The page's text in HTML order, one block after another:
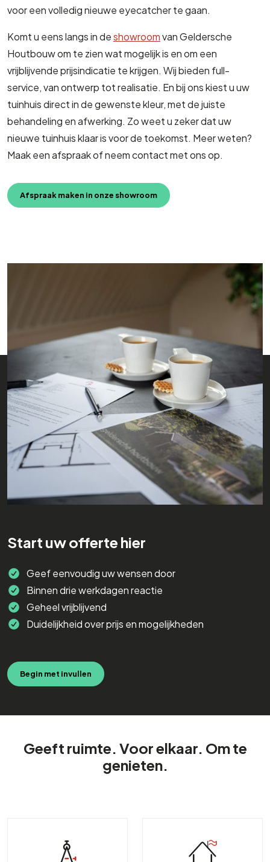
voor een volledig nieuwe eyecatcher te gaan.
Komt u eens langs in deshowroomvan Geldersche
Houtbouw om te zien wat mogelijk is en om een
vrijblijvende prijsindicatie te krijgen. Wij bieden full-
service, van ontwerp tot realisatie. En bij ons kiest u uw
tuinhuis direct in de gewenste kleur, met de juiste
behandeling en afwerking. Zo weet u zeker dat uw
nieuwe tuinhuis klaar is voor de toekomst. Meer weten?
Maak een afspraak of neem contact met ons op.
Afspraak maken in onze showroom
Start uw offerte hier
Geef eenvoudig uw wensen door
Binnen drie werkdagen reactie
Geheel vrijblijvend
Duidelijkheid over prijs en mogelijkheden
Begin met invullen
Geeft ruimte. Voor elkaar. Om te
genieten.